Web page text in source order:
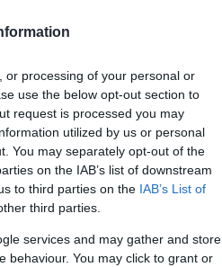
or processing of your personal or
use the below opt-out section to
request is processed you may
utilized by us or personal
You may separately opt-out of the
on the IAB’s list of downstream
to third parties on the IAB’s List of
third parties.
services and may gather and store
behaviour. You may click to grant or
polskiego –
2010, s. 242